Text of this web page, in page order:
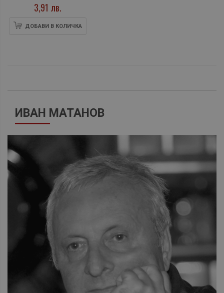
3,91 лв.
ДОБАВИ В КОЛИЧКА
ИВАН МАТАНОВ